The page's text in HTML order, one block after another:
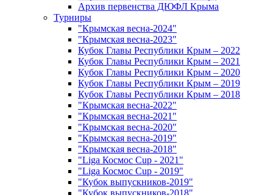
Архив первенства ДЮФЛ Крыма
Турниры
"Крымская весна-2024"
"Крымская весна-2023"
Кубок Главы Республики Крым – 2022
Кубок Главы Республики Крым – 2021
Кубок Главы Республики Крым – 2020
Кубок Главы Республики Крым – 2019
Кубок Главы Республики Крым – 2018
"Крымская весна-2022"
"Крымская весна-2021"
"Крымская весна-2020"
"Крымская весна-2019"
"Крымская весна-2018"
"Liga Космос Cup - 2021"
"Liga Космос Cup - 2019"
"Кубок выпускников-2019"
"Кубок выпускников-2018"